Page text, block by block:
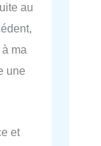
au
ma
une
et